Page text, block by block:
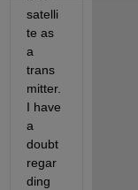
satelli
te as
a
trans
mitter.
I have
a
doubt
regar
ding